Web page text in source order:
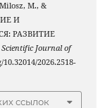
M., &
И
РАЗВИТИЕ
Scientific Journal of
2026.2518-
ссылок